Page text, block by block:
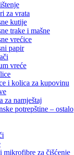
za vrata
kutije
trake i mašne
vrećice
papir
vreće
i kolica za kupovinu
za namještaj
potrepštine – ostalo
mikrofibre za čišćenje